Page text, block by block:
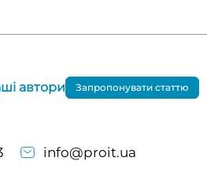
info@proit.ua
автори Запропонувати статтю